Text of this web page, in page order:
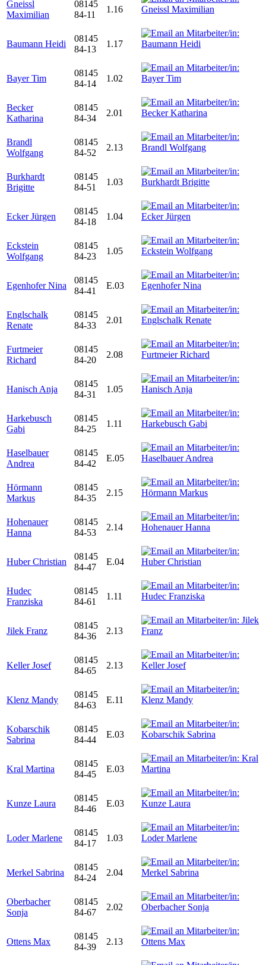
Gneissl
Maximilian
08145
84-11
1.16
Baumann Heidi
08145
84-13
1.17
Bayer Tim
08145
84-14
1.02
Becker
Katharina
08145
84-34
2.01
Brandl
Wolfgang
08145
84-52
2.13
Burkhardt
Brigitte
08145
84-51
1.03
Ecker Jürgen
08145
84-18
1.04
Eckstein
Wolfgang
08145
84-23
1.05
Egenhofer Nina
08145
84-41
E.03
Englschalk
Renate
08145
84-33
2.01
Furtmeier
Richard
08145
84-20
2.08
Hanisch Anja
08145
84-31
1.05
Harkebusch
Gabi
08145
84-25
1.11
Haselbauer
Andrea
08145
84-42
E.05
Hörmann
Markus
08145
84-35
2.15
Hohenauer
Hanna
08145
84-53
2.14
Huber Christian
08145
84-47
E.04
Hudec
Franziska
08145
84-61
1.11
Jilek Franz
08145
84-36
2.13
Keller Josef
08145
84-65
2.13
Klenz Mandy
08145
84-63
E.11
Kobarschik
Sabrina
08145
84-44
E.03
Kral Martina
08145
84-45
E.03
Kunze Laura
08145
84-46
E.03
Loder Marlene
08145
84-17
1.03
Merkel Sabrina
08145
84-24
2.04
Oberbacher
Sonja
08145
84-67
2.02
Ottens Max
08145
84-39
2.13